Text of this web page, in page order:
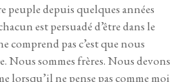
peuple depuis quelques années
est persuadé d’être dans le
comprend pas c’est que nous
Nous sommes frères. Nous devons
lorsqu’il ne pense pas comme moi